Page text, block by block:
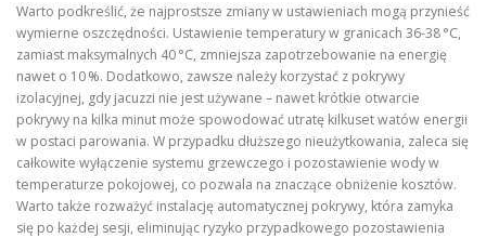
Warto podkreślić, że najprostsze zmiany w ustawieniach mogą przynieść
wymierne oszczędności. Ustawienie temperatury w granicach 36‑38 °C,
zamiast maksymalnych 40 °C, zmniejsza zapotrzebowanie na energię
nawet o 10 %. Dodatkowo, zawsze należy korzystać z pokrywy
izolacyjnej, gdy jacuzzi nie jest używane – nawet krótkie otwarcie
pokrywy na kilka minut może spowodować utratę kilkuset watów energii
w postaci parowania. W przypadku dłuższego nieużytkowania, zaleca się
całkowite wyłączenie systemu grzewczego i pozostawienie wody w
temperaturze pokojowej, co pozwala na znaczące obniżenie kosztów.
Warto także rozważyć instalację automatycznej pokrywy, która zamyka
się po każdej sesji, eliminując ryzyko przypadkowego pozostawienia